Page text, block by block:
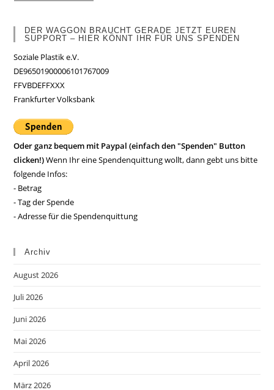
DER WAGGON BRAUCHT GERADE JETZT EUREN
SUPPORT – HIER KÖNNT IHR FÜR UNS SPENDEN
Soziale Plastik e.V.
DE96501900006101767009
FFVBDEFFXXX
Frankfurter Volksbank
Oder ganz bequem mit Paypal (einfach den "Spenden" Button
clicken!)Wenn Ihr eine Spendenquittung wollt, dann gebt uns bitte
folgende Infos:
- Betrag
- Tag der Spende
- Adresse für die Spendenquittung
Archiv
August 2026
Juli 2026
Juni 2026
Mai 2026
April 2026
März 2026